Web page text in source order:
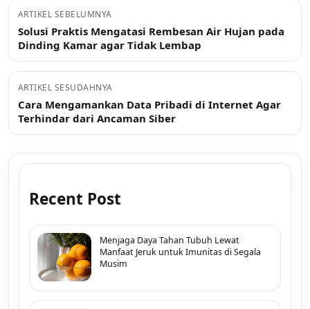
ARTIKEL SEBELUMNYA
Solusi Praktis Mengatasi Rembesan Air Hujan pada
Dinding Kamar agar Tidak Lembap
ARTIKEL SESUDAHNYA
Cara Mengamankan Data Pribadi di Internet Agar
Terhindar dari Ancaman Siber
Recent Post
Menjaga Daya Tahan Tubuh Lewat
Manfaat Jeruk untuk Imunitas di Segala
Musim